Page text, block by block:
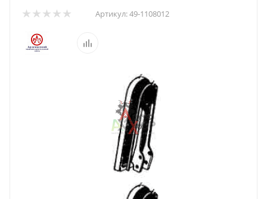
Артикул:49-1108012